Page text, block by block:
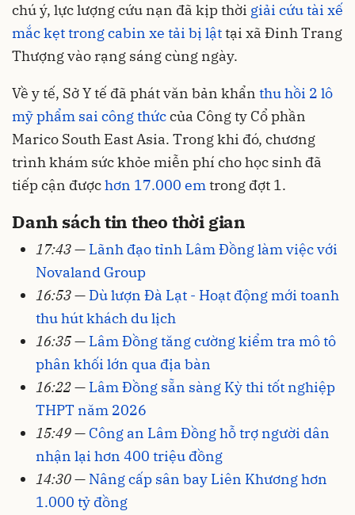
chú ý, lực lượng cứu nạn đã kịp thời giải cứu tài xế
mắc kẹt trong cabin xe tải bị lậttại xã Đinh Trang
Thượng vào rạng sáng cùng ngày.
Về y tế, Sở Y tế đã phát văn bản khẩn thu hồi 2 lô
mỹ phẩm sai công thứccủa Công ty Cổ phần
Marico South East Asia. Trong khi đó, chương
trình khám sức khỏe miễn phí cho học sinh đã
tiếp cận đượchơn 17.000 emtrong đợt 1.
Danh sách tin theo thời gian
17:43— Lãnh đạo tỉnh Lâm Đồng làm việc với
Novaland Group
16:53— Dù lượn Đà Lạt - Hoạt động mới toanh
thu hút khách du lịch
16:35— Lâm Đồng tăng cường kiểm tra mô tô
phân khối lớn qua địa bàn
16:22— Lâm Đồng sẵn sàng Kỳ thi tốt nghiệp
THPT năm 2026
15:49— Công an Lâm Đồng hỗ trợ người dân
nhận lại hơn 400 triệu đồng
14:30— Nâng cấp sân bay Liên Khương hơn
1.000 tỷ đồng